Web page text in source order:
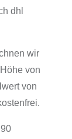
dhl
wir
von
von